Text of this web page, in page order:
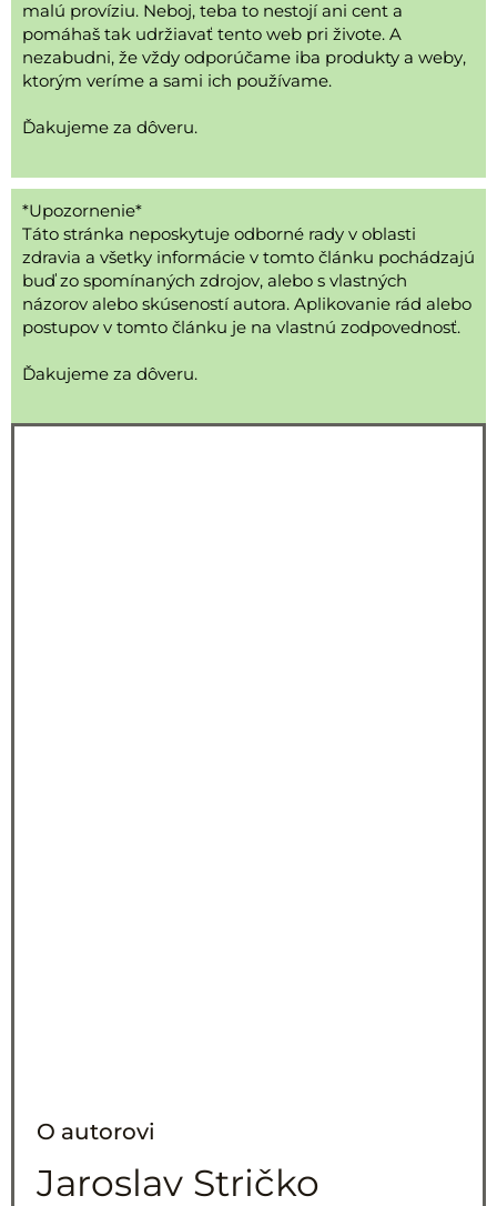
malú províziu. Neboj, teba to nestojí ani cent a
pomáhaš tak udržiavať tento web pri živote. A
nezabudni, že vždy odporúčame iba produkty a weby,
ktorým veríme a sami ich používame.
Ďakujeme za dôveru.
*Upozornenie*
Táto stránka neposkytuje odborné rady v oblasti
zdravia a všetky informácie v tomto článku pochádzajú
buď zo spomínaných zdrojov, alebo s vlastných
názorov alebo skúseností autora. Aplikovanie rád alebo
postupov v tomto článku je na vlastnú zodpovednosť.
Ďakujeme za dôveru.
O autorovi
Jaroslav Stričko